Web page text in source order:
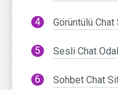
Görüntülü
Sesli Chat
Sohbet Chat